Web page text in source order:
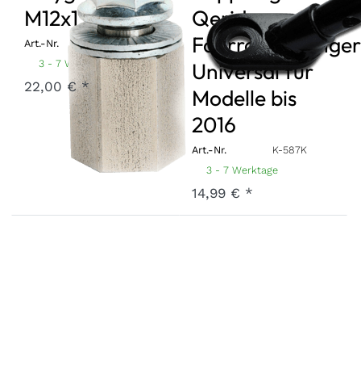
M12x1,25
Art.-Nr.
A-PA12-21-SI125
3 - 7 Werktage
22,00 € *
Qeridoo
Fahrradanhänger
Universal für
Modelle bis
2016
Art.-Nr.
K-587K
3 - 7 Werktage
14,99 € *